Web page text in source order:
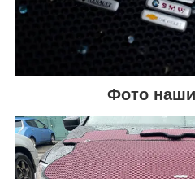
Фото